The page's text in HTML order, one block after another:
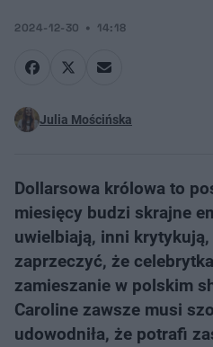
2024-12-30 14:18
Julia Mościńska
Dollarsowa królowa to
miesięcy budzi skrajne
uwielbiają, inni
zaprzeczyć, że
zamieszanie w polskim
Caroline zawsze musi
udowodniła, że potrafi